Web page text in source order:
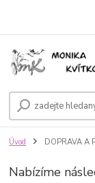
Úvod DOPRAVA A
Nabízíme